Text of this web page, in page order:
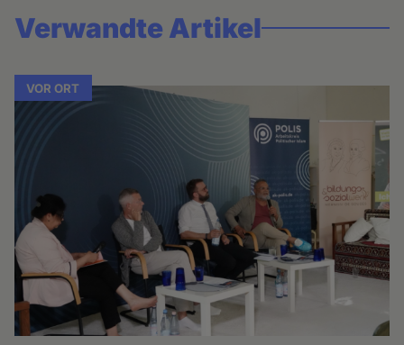
Verwandte Artikel
VOR ORT